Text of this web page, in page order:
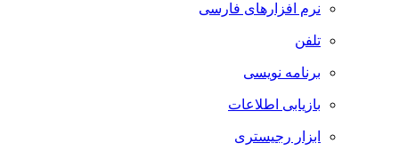
نرم افزارهای فارسی
تلفن
برنامه نویسی
بازیابی اطلاعات
ابزار رجیستری